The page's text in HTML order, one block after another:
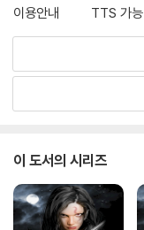
이용안내 TTS 가능
이 도서의 시리즈